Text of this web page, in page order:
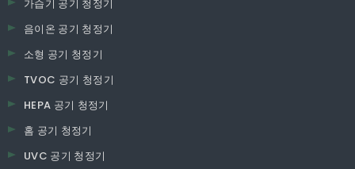
가습기 공기 청정기
음이온 공기 청정기
소형 공기 청정기
TVOC 공기 청정기
HEPA 공기 청정기
홈 공기 청정기
UVC 공기 청정기